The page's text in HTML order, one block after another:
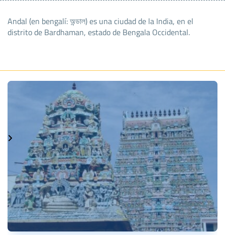
Andal (en bengalí: অন্ডাল) es una ciudad de la India, en el
distrito de Bardhaman, estado de Bengala Occidental.